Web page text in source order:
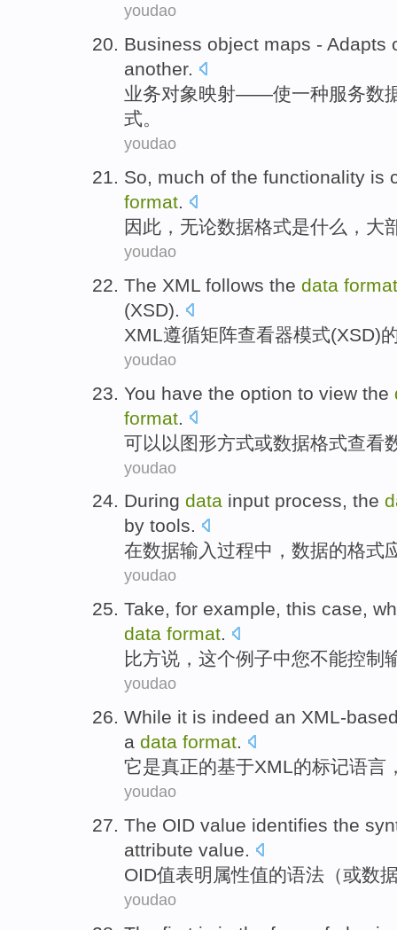
youdao
Business object maps - Adapts
another.
业务对象映射——使一种服务数
式。
youdao
So, much of the functionality is
format.
因此 ， 无论数据格式是什么， 大
youdao
The XML follows the data format
(XSD).
XML遵循矩阵查看器模式(XSD)
youdao
You have the option to view the
format
可以 以图形方式或数据格式查看
youdao
During data input process, the
by tools.
在数据输入过程中 ，数据的格式
youdao
Take, for example, this case,
data format.
比方说 ， 这个例子中您不能控制
youdao
While it is indeed an XML-
a data format.
它是真正的基于XML的标记语言
youdao
The OID value identifies the
attribute value.
OID值表明 属性值的语法 （或数
youdao